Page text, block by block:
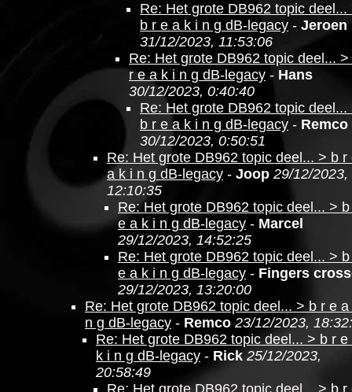
Re: Het grote DB962 topic deel...
b r e a k i n g dB-legacy - Jeroen
31/12/2023, 11:53:06
Re: Het grote DB962 topic deel... >
r e a k i n g dB-legacy - Hans
30/12/2023, 0:40:40
Re: Het grote DB962 topic deel...
b r e a k i n g dB-legacy - Remco
30/12/2023, 0:50:51
Re: Het grote DB962 topic deel... > b r
a k i n g dB-legacy - Joop 29/12/2023,
12:10:35
Re: Het grote DB962 topic deel... >
e a k i n g dB-legacy - Marcel
29/12/2023, 14:52:25
Re: Het grote DB962 topic deel... >
e a k i n g dB-legacy - Fingers
29/12/2023, 13:20:00
Re: Het grote DB962 topic deel... > b r e a
n g dB-legacy - Remco 23/12/2023,
Re: Het grote DB962 topic deel... > b r e
k i n g dB-legacy - Rick 25/12/2023,
20:58:49
Re: Het grote DB962 topic deel... > b r